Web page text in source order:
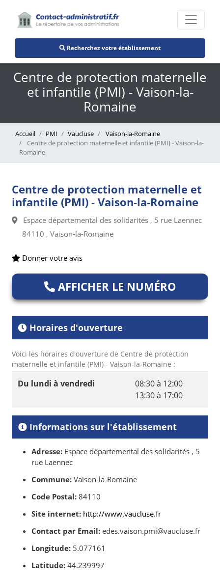
Recherchez votre établissement
Centre de protection maternelle
et infantile (PMI) - Vaison-la-
Romaine
Accueil PMI Vaucluse
Vaison-la-Romaine
Centre de protection maternelle et infantile (PMI) - Vaison-la-
Romaine
Centre de protection maternelle et
infantile (PMI) - Vaison-la-Romaine
Espace départemental des solidarités , 5 rue Laennec
84110 , Vaison-la-Romaine
Donner votre avis
AFFICHER LE NUMÉRO
Horaires d'ouverture
Voici les horaires d'ouverture de Centre de protection
maternelle et infantile (PMI) - Vaison-la-Romaine :
Du lundi à vendredi
08:30 à 12:00
13:30 à 17:00
Informations sur l'établissement
Adresse: Espace départemental des solidarités , 5
rue Laennec
Commune: Vaison-la-Romaine
Code Postal: 84110
Site internet: http://www.vaucluse.fr
Contact par Email: edes.vaison.pmi@vaucluse.fr
Longitude: 5.077161
Latitude: 44.239997